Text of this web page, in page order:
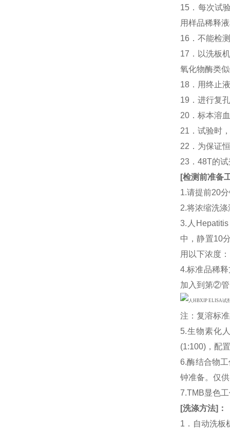
15．每次试
用样品稀释
16．不能检
17．以洗板
氧化物酶类
18．用终止
19．进行复
20．标本溶
21．试验时
22．为保证
23．48T的
[检测前准备
1.请提前20
2.将浓缩洗
3.人
中，静置10
用以下浓度
4.标准品稀
加入到第②
注：复溶标
5.生物素化
(1:100)，配
6.酶结合物
钟准备。仅
7.TMB显色
[洗涤方法] ：
1．自动洗板